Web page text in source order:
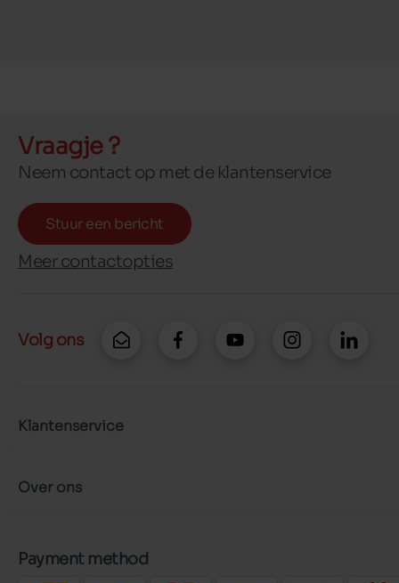
Vraagje ?
Neem contact op met de klantenservice
Stuur een bericht
Meer contactopties
Volg ons
Klantenservice
Over ons
Payment method